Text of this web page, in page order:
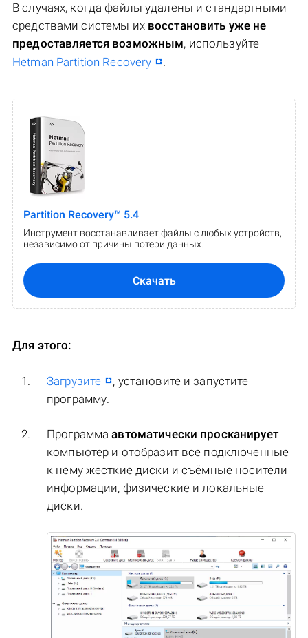
В случаях, когда файлы удалены и стандартными
средствами системы их восстановить уже не
предоставляется возможным, используйте
Hetman Partition Recovery
.
Partition Recovery™ 5.4
Инструмент восстанавливает файлы с любых устройств,
независимо от причины потери данных.
Скачать
Для этого:
Загрузите
, установите и запустите
программу.
Программаавтоматически просканирует
компьютер и отобразит все подключенные
к нему жесткие диски и съёмные носители
информации, физические и локальные
диски.